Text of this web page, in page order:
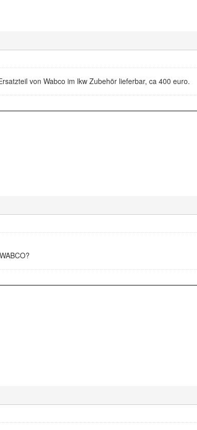
von Wabco im lkw Zubehör lieferbar, ca 400 euro.